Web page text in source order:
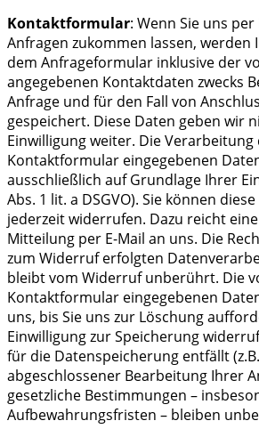
Kontaktformular: Wenn Sie uns
Anfragen zukommen lassen, werden
dem Anfrageformular inklusive der
angegebenen Kontaktdaten zwecks
Anfrage und für den Fall von
gespeichert. Diese Daten geben wir
Einwilligung weiter. Die Verarbeitung
Kontaktformular eingegebenen
ausschließlich auf Grundlage Ihrer
Abs. 1 lit. a DSGVO). Sie können
jederzeit widerrufen. Dazu reicht
Mitteilung per E-Mail an uns. Die
zum Widerruf erfolgten
bleibt vom Widerruf unberührt. Die
Kontaktformular eingegebenen
uns, bis Sie uns zur Löschung
Einwilligung zur Speicherung
für die Datenspeicherung entfällt
abgeschlossener Bearbeitung Ihrer
gesetzliche Bestimmungen –
Aufbewahrungsfristen – bleiben